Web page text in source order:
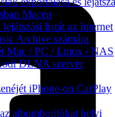
Macen
listát az Internet
Archive számára
Mac / PC / Linux / NAS
DLNA szerver
iPhone-on CarPlay
albumborítókat helyi